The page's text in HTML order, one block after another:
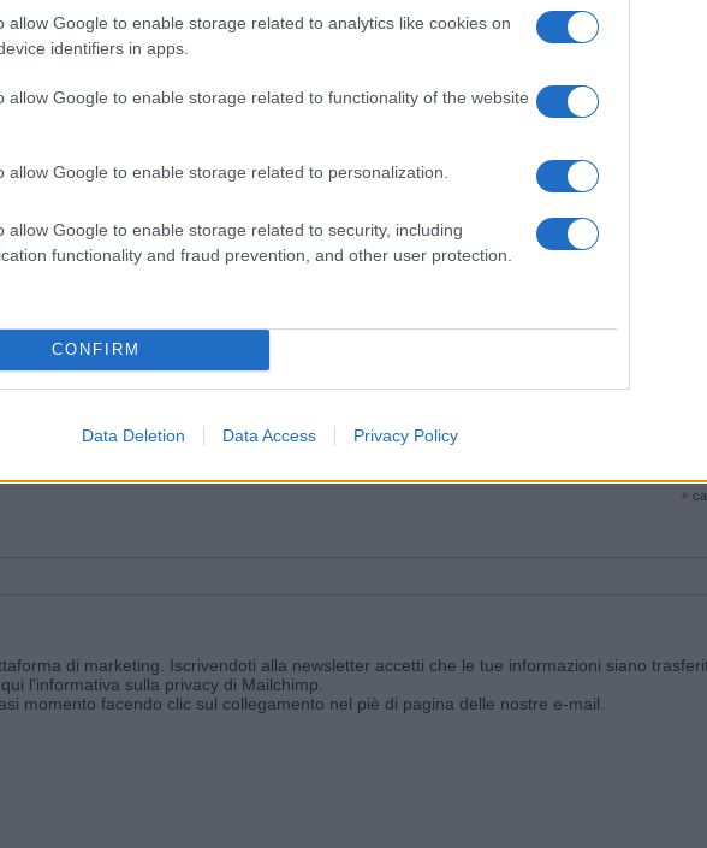
allow Google to enable storage related to analytics like cookies on
identifiers in apps.
allow Google to enable storage related to functionality of the website
allow Google to enable storage related to personalization.
allow Google to enable storage related to security, including
functionality and fraud prevention, and other user protection.
CONFIRM
Data Deletion Data Access Privacy Policy
Giovannimaria
Invia un Comunicato Stampa | Segnala
e ricevi le nostre email periodiche contenenti le ultime notizie pubblicate sul sito web!
*
di marketing. Iscrivendoti alla newsletter accetti che le tue informazioni siano
l'informativa sulla privacy di Mailchimp
momento facendo clic sul collegamento nel piè di pagina delle nostre e-mail.